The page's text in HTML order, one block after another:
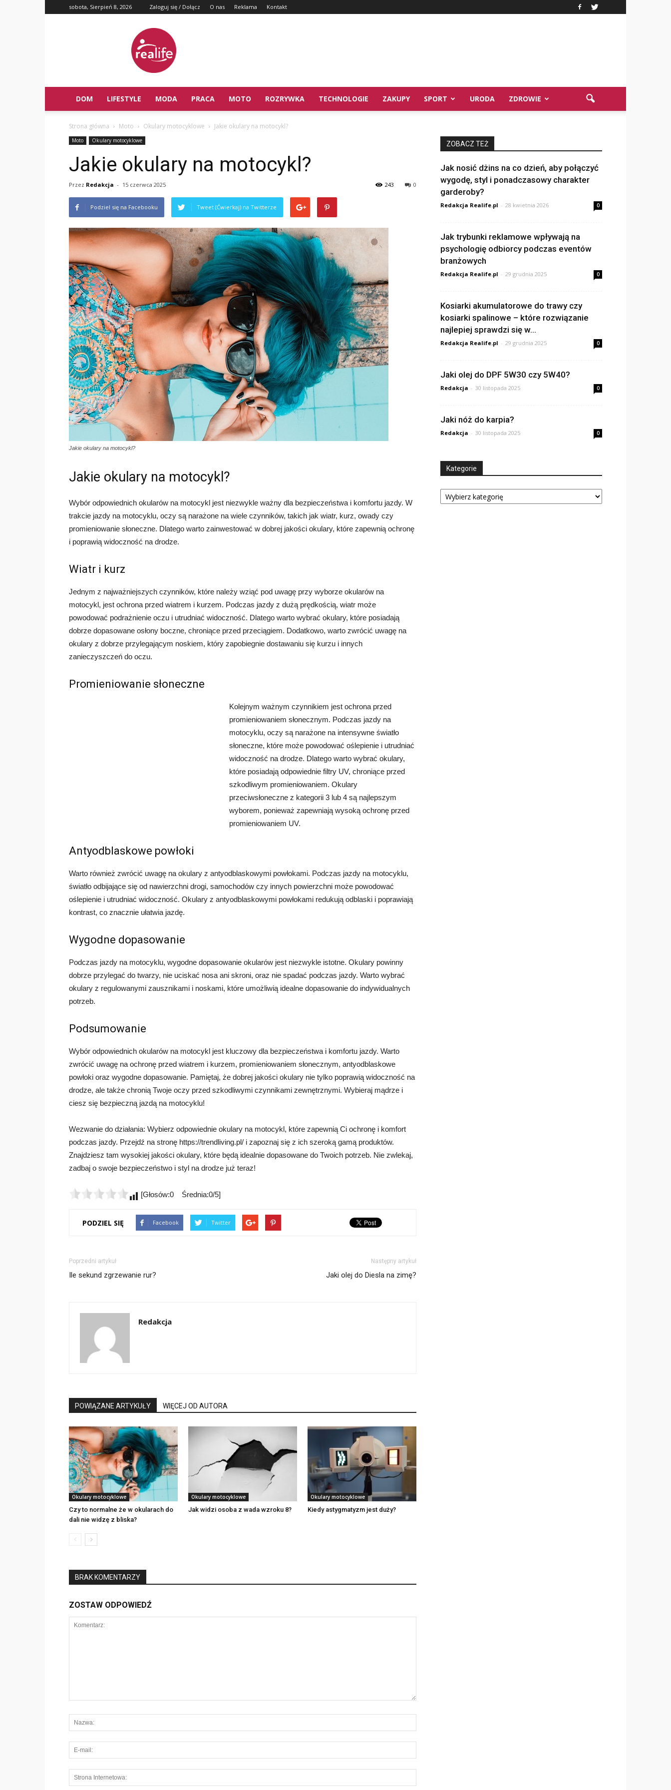
sobota, Sierpień 8, 2026 Zaloguj się / Dołącz O nas Reklama Kontakt
DOM LIFESTYLE MODA PRACA MOTO ROZRYWKA TECHNOLOGIE ZAKUPY SPORT URODA ZDROWIE
Strona główna Moto Okulary motocyklowe Jakie okulary na motocykl?
Moto Okulary motocyklowe
Jakie okulary na motocykl?
Przez Redakcja - 15 czerwca 2025 0
243
Podziel się na Facebooku Tweet (Ćwierkaj) na Twitterze
Jakie okulary na motocykl?
Jakie okulary na motocykl?
Wybór odpowiednich okularów na motocykl jest niezwykle ważny dla bezpieczeństwa i komfortu jazdy. W
trakcie jazdy na motocyklu, oczy są narażone na wiele czynników, takich jak wiatr, kurz, owady czy
promieniowanie słoneczne. Dlatego warto zainwestować w dobrej jakości okulary, które zapewnią ochronę
i poprawią widoczność na drodze.
Wiatr i kurz
Jednym z najważniejszych czynników, które należy wziąć pod uwagę przy wyborze okularów na
motocykl, jest ochrona przed wiatrem i kurzem. Podczas jazdy z dużą prędkością, wiatr może
powodować podrażnienie oczu i utrudniać widoczność. Dlatego warto wybrać okulary, które posiadają
dobrze dopasowane osłony boczne, chroniące przed przeciągiem. Dodatkowo, warto zwrócić uwagę na
okulary z dobrze przylegającym noskiem, który zapobiegnie dostawaniu się kurzu i innych
zanieczyszczeń do oczu.
Promieniowanie słoneczne
Kolejnym ważnym czynnikiem jest ochrona przed
promieniowaniem słonecznym. Podczas jazdy na
motocyklu, oczy są narażone na intensywne światło
słoneczne, które może powodować oślepienie i utrudniać
widoczność na drodze. Dlatego warto wybrać okulary,
które posiadają odpowiednie filtry UV, chroniące przed
szkodliwym promieniowaniem. Okulary
przeciwsłoneczne z kategorii 3 lub 4 są najlepszym
wyborem, ponieważ zapewniają wysoką ochronę przed
promieniowaniem UV.
Antyodblaskowe powłoki
Warto również zwrócić uwagę na okulary z antyodblaskowymi powłokami. Podczas jazdy na motocyklu,
światło odbijające się od nawierzchni drogi, samochodów czy innych powierzchni może powodować
oślepienie i utrudniać widoczność. Okulary z antyodblaskowymi powłokami redukują odblaski i poprawiają
kontrast, co znacznie ułatwia jazdę.
Wygodne dopasowanie
Podczas jazdy na motocyklu, wygodne dopasowanie okularów jest niezwykle istotne. Okulary powinny
dobrze przylegać do twarzy, nie uciskać nosa ani skroni, oraz nie spadać podczas jazdy. Warto wybrać
okulary z regulowanymi zausznikami i noskami, które umożliwią idealne dopasowanie do indywidualnych
potrzeb.
Podsumowanie
Wybór odpowiednich okularów na motocykl jest kluczowy dla bezpieczeństwa i komfortu jazdy. Warto
zwrócić uwagę na ochronę przed wiatrem i kurzem, promieniowaniem słonecznym, antyodblaskowe
powłoki oraz wygodne dopasowanie. Pamiętaj, że dobrej jakości okulary nie tylko poprawią widoczność na
drodze, ale także chronią Twoje oczy przed szkodliwymi czynnikami zewnętrznymi. Wybieraj mądrze i
ciesz się bezpieczną jazdą na motocyklu!
Wezwanie do działania: Wybierz odpowiednie okulary na motocykl, które zapewnią Ci ochronę i komfort
podczas jazdy. Przejdź na stronę https://trendliving.pl/ i zapoznaj się z ich szeroką gamą produktów.
Znajdziesz tam wysokiej jakości okulary, które będą idealnie dopasowane do Twoich potrzeb. Nie zwlekaj,
zadbaj o swoje bezpieczeństwo i styl na drodze już teraz!
[Głosów:0 Średnia:0/5]
PODZIEL SIĘ Facebook Twitter
Poprzedni artykuł
Ile sekund zgrzewanie rur?
Następny artykuł
Jaki olej do Diesla na zimę?
Redakcja
POWIĄZANE ARTYKUŁY WIĘCEJ OD AUTORA
Okulary motocyklowe
Czy to normalne że w okularach do
dali nie widzę z bliska?
Okulary motocyklowe
Jak widzi osoba z wada wzroku 8?
Okulary motocyklowe
Kiedy astygmatyzm jest duży?
BRAK KOMENTARZY
ZOSTAW ODPOWIEDŹ
ZOBACZ TEŻ
Jak nosić dżins na co dzień, aby połączyć
wygodę, styl i ponadczasowy charakter
garderoby?
Redakcja Realife.pl - 28 kwietnia 2026 0
Jak trybunki reklamowe wpływają na
psychologię odbiorcy podczas eventów
branżowych
Redakcja Realife.pl - 29 grudnia 2025 0
Kosiarki akumulatorowe do trawy czy
kosiarki spalinowe – które rozwiązanie
najlepiej sprawdzi się w...
Redakcja Realife.pl - 29 grudnia 2025 0
Jaki olej do DPF 5W30 czy 5W40?
Redakcja - 30 listopada 2025 0
Jaki nóż do karpia?
Redakcja - 30 listopada 2025 0
Kategorie
Kategorie